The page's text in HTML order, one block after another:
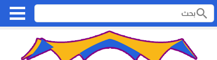
search